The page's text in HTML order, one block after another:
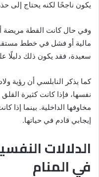
يكون ناجحًا لكنه يحتاج إلى
وفي حال كانت القطة مريضة
مالية أو فشل في خطط
سعيدة، فقد يكون ذلك دليلًا
كما يذكر النابلسي أن رؤية
نفسها، فإذا كانت كثيرة
مخاوفها الداخلية. بينما إذا
إيجابي قادم في حياتها.
الدلالات
في المنام